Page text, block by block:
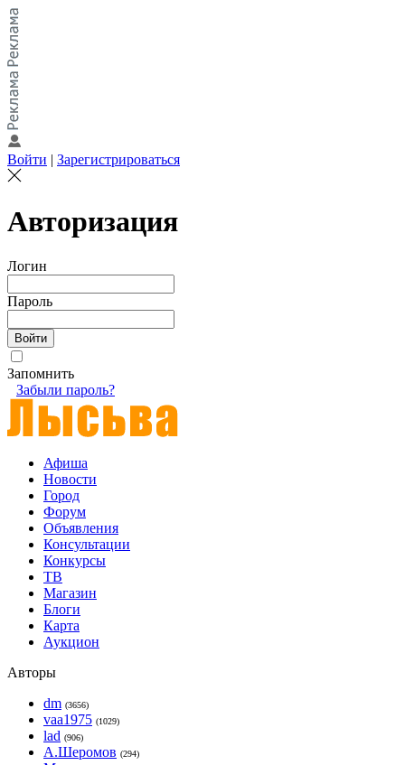
Войти | Зарегистрироваться
Авторизация
Логин
Пароль
Запомнить
Забыли пароль?
Афиша
Новости
Город
Форум
Объявления
Консультации
Конкурсы
ТВ
Магазин
Блоги
Карта
Аукцион
Авторы
dm (3656)
vaa1975 (1029)
lad (906)
А.Шеромов (294)